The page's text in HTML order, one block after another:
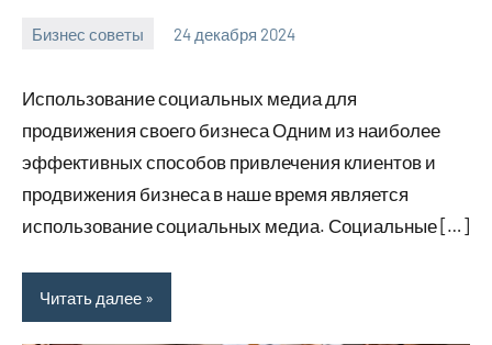
Бизнес советы 24 декабря 2024
Использование социальных медиа для
продвижения своего бизнеса Одним из наиболее
эффективных способов привлечения клиентов и
продвижения бизнеса в наше время является
использование социальных медиа. Социальные […]
Читать далее